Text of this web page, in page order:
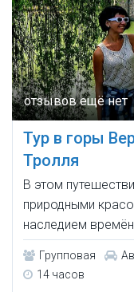
Тур в горы
Тролля
В этом
природными
наследием
Групповая
14 часов